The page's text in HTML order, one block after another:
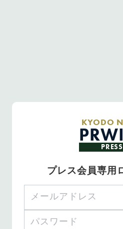
KYODO
PRESS
プレス会員専用